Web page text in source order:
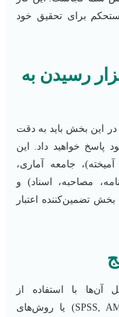
برای تحقیق خود
رسیدن به
این بخش باید به دقت
پاسخ خواهید داد. این
جامعه آماری،
مصاحبه، اسناد) و
تضمین‌کننده اعتبار
آن‌ها با استفاده از
نرم‌افزارهای آماری (مانند SPSS, AMOS, SmartPLS) یا روش‌های